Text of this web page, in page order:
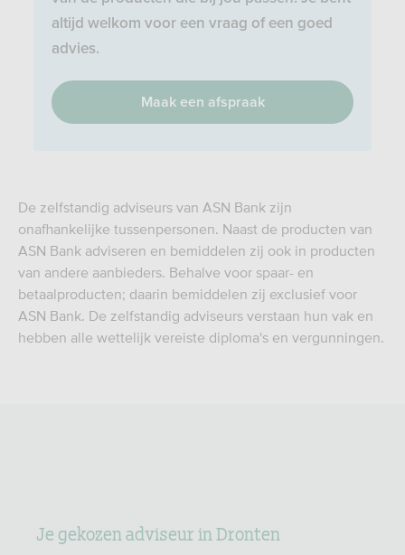
altijd welkom voor een vraag of een goed
advies.
Maak een afspraak
De zelfstandig adviseurs van ASN Bank zijn
onafhankelijke tussenpersonen. Naast de producten van
ASN Bank adviseren en bemiddelen zij ook in producten
van andere aanbieders. Behalve voor spaar- en
betaalproducten; daarin bemiddelen zij exclusief voor
ASN Bank. De zelfstandig adviseurs verstaan hun vak en
hebben alle wettelijk vereiste diploma's en vergunningen.
Je gekozen adviseur in Dronten